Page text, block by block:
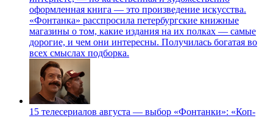
оформленная книга — это произведение искусства.
«Фонтанка» расспросила петербургские книжные
магазины о том, какие издания на их полках — самые
дорогие, и чем они интересны. Получилась богатая во
всех смыслах подборка.
15 телесериалов августа — выбор «Фонтанки»: «Коп-